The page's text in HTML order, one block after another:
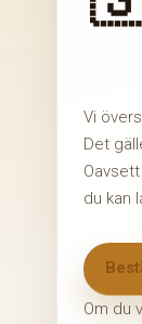
Vi
Det
du kan
Om du